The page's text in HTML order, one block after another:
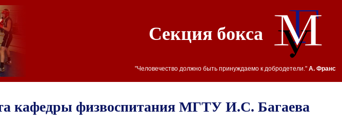
Секция бокса
"Человечество должно быть принуждаемо к добродетели." А. Франс
кафедры физвоспитания МГТУ И.С. Багаева